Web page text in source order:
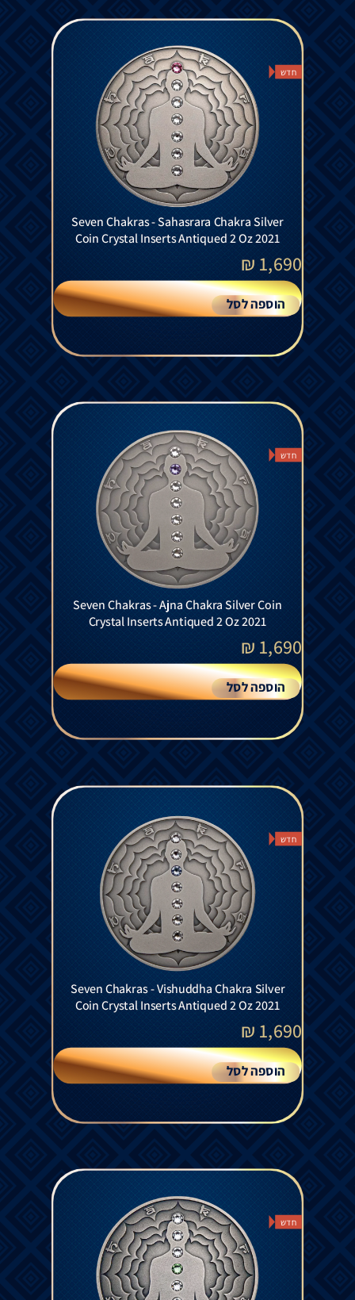
חדש
Seven Chakras - Sahasrara Chakra Silver
Coin Crystal Inserts Antiqued 2 Oz 2021
1,690
₪
הוספה לסל
חדש
Seven Chakras - Ajna Chakra Silver Coin
Crystal Inserts Antiqued 2 Oz 2021
1,690
₪
הוספה לסל
חדש
Seven Chakras - Vishuddha Chakra Silver
Coin Crystal Inserts Antiqued 2 Oz 2021
1,690
₪
הוספה לסל
חדש